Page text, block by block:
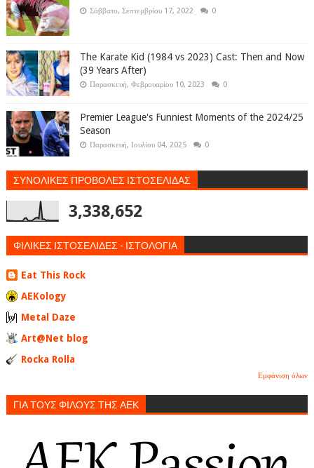
Σάββατο, Σεπτεμβρίου 17, 2022 0
The Karate Kid (1984 vs 2023) Cast: Then and Now
(39 Years After)
Παρασκευή, Φεβρουαρίου 10, 2023 0
Premier League's Funniest Moments of the 2024/25
Season
Παρασκευή, Ιουλίου 04, 2025 0
ΣΥΝΟΛΙΚΕΣ ΠΡΟΒΟΛΕΣ ΙΣΤΟΣΕΛΙΔΑΣ
3,338,652
ΦΙΛΙΚΕΣ ΙΣΤΟΣΕΛΙΔΕΣ - ΙΣΤΟΛΟΓΙΑ
Eat This Rock
AEKology
Metal Daze
Art@Net blog
Rocka Rolla
Εμφάνιση όλων
ΓΙΑ ΤΟΥΣ ΦΙΛΟΥΣ ΤΗΣ ΑΕΚ